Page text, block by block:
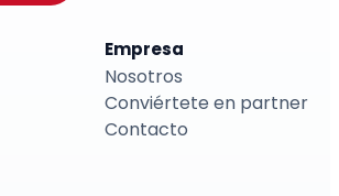
Empresa
Nosotros
Conviértete en partner
Contacto